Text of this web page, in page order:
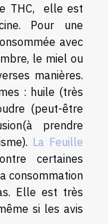
THC, elle est
Pour une
avec
le miel ou
manières.
: huile (très
(peut-être
prendre
La Feuille
certaines
consommation
Elle est très
si les avis